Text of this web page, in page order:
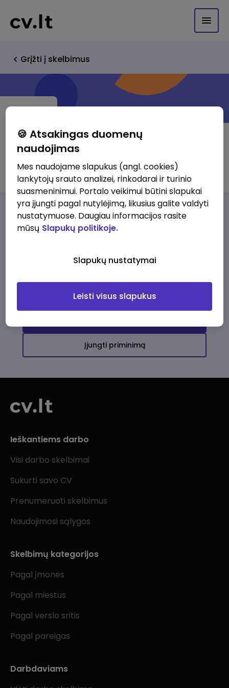
Grįžti į skelbimus
UAB "Eurovaldymas"
Darbo pasiūlymaiApie musPrivalumai
darbo pasiūlymų
Įjungti priminimą
Ieškantiems darbo
Visi darbo skelbimai
Sukurti savo CV
Prenumeruoti skelbimus
Naudojimosi sąlygos
Skelbimų kategorijos
Pagal įmones
Pagal miestus
Pagal verslo sritis
Pagal pareigas
Darbdaviams
🍪 Atsakingas duomenų
naudojimas
Mes naudojame slapukus (angl. cookies)
lankytojų srauto analizei, rinkodarai ir turinio
suasmeninimui. Portalo veikimui būtini slapukai
yra įjungti pagal nutylėjimą, likusius galite valdyti
nustatymuose. Daugiau informacijos rasite
mūsų Slapukų politikoje.
Slapukų nustatymai
Leisti visus slapukus